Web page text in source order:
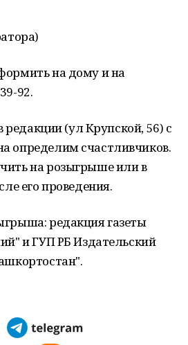
на дому и на
92.
редакции (ул Крупской, 56) с
определим счастливчиков.
на розыгрыше или в
его проведения.
редакция газеты
и ГУП РБ Издательский